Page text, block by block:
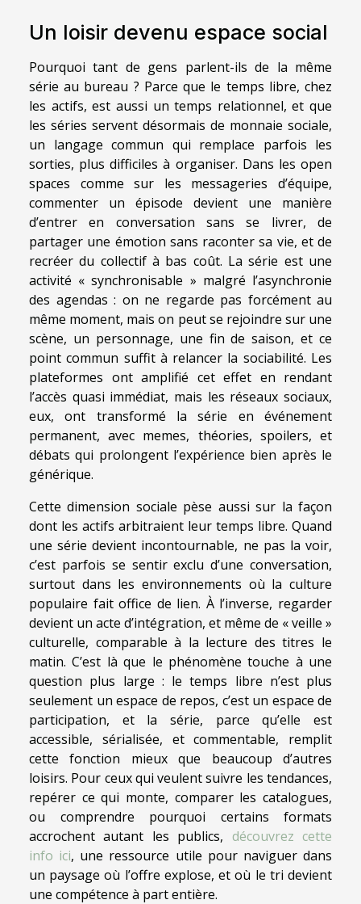
Un loisir devenu espace social
Pourquoi tant de gens parlent-ils de la même
série au bureau ? Parce que le temps libre, chez
les actifs, est aussi un temps relationnel, et que
les séries servent désormais de monnaie sociale,
un langage commun qui remplace parfois les
sorties, plus difficiles à organiser. Dans les open
spaces comme sur les messageries d’équipe,
commenter un épisode devient une manière
d’entrer en conversation sans se livrer, de
partager une émotion sans raconter sa vie, et de
recréer du collectif à bas coût. La série est une
activité « synchronisable » malgré l’asynchronie
des agendas : on ne regarde pas forcément au
même moment, mais on peut se rejoindre sur une
scène, un personnage, une fin de saison, et ce
point commun suffit à relancer la sociabilité. Les
plateformes ont amplifié cet effet en rendant
l’accès quasi immédiat, mais les réseaux sociaux,
eux, ont transformé la série en événement
permanent, avec memes, théories, spoilers, et
débats qui prolongent l’expérience bien après le
générique.
Cette dimension sociale pèse aussi sur la façon
dont les actifs arbitraient leur temps libre. Quand
une série devient incontournable, ne pas la voir,
c’est parfois se sentir exclu d’une conversation,
surtout dans les environnements où la culture
populaire fait office de lien. À l’inverse, regarder
devient un acte d’intégration, et même de « veille »
culturelle, comparable à la lecture des titres le
matin. C’est là que le phénomène touche à une
question plus large : le temps libre n’est plus
seulement un espace de repos, c’est un espace de
participation, et la série, parce qu’elle est
accessible, sérialisée, et commentable, remplit
cette fonction mieux que beaucoup d’autres
loisirs. Pour ceux qui veulent suivre les tendances,
repérer ce qui monte, comparer les catalogues,
ou comprendre pourquoi certains formats
accrochent autant les publics, découvrez cette
info ici, une ressource utile pour naviguer dans
un paysage où l’offre explose, et où le tri devient
une compétence à part entière.